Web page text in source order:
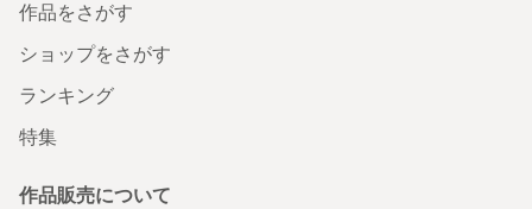
作品をさがす
ショップをさがす
ランキング
特集
作品販売について